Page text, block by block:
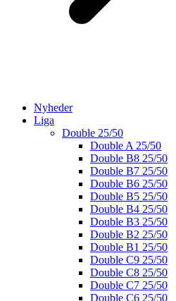
Nyheder
Liga
Double 25/50
Double A 25/50
Double B8 25/50
Double B7 25/50
Double B6 25/50
Double B5 25/50
Double B4 25/50
Double B3 25/50
Double B2 25/50
Double B1 25/50
Double C9 25/50
Double C8 25/50
Double C7 25/50
Double C6 25/50